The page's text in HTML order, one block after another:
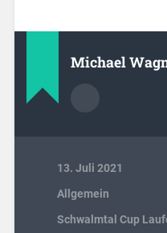
Michael
13. Juli 2021
Allgemein
Schwalmtal Cup